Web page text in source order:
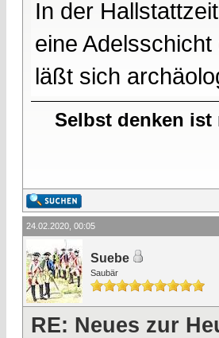
In der
eine
läßt sich
Selbst denken
24.02.2020, 00:05
Suebe
Saubär
RE: Neues zur